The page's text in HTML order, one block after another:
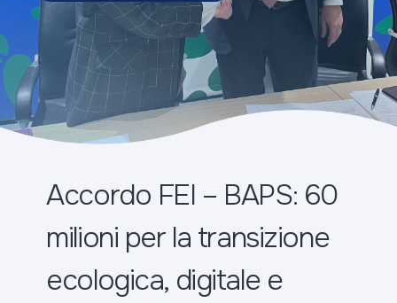
Accordo FEI – BAPS: 60
milioni per la transizione
ecologica, digitale e